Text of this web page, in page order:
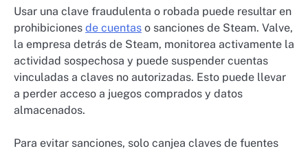
Usar una clave fraudulenta o robada puede resultar en
prohibiciones de cuentas o sanciones de Steam. Valve,
la empresa detrás de Steam, monitorea activamente la
actividad sospechosa y puede suspender cuentas
vinculadas a claves no autorizadas. Esto puede llevar
a perder acceso a juegos comprados y datos
almacenados.
Para evitar sanciones, solo canjea claves de fuentes